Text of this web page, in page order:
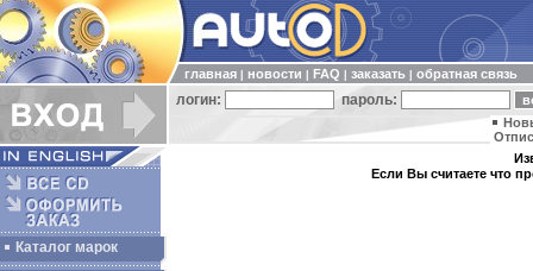
главная новости FAQ заказать обратная связь
логин: пароль:
Каталог марок
Если Вы считаете что